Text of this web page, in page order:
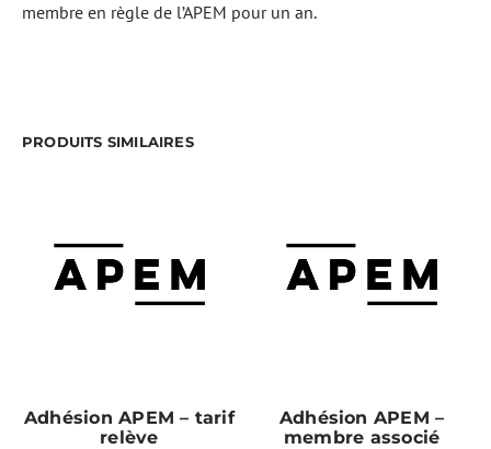
membre en règle de l’APEM pour un an.
PRODUITS SIMILAIRES
AJOUTER AU PANIER
Adhésion APEM – tarif
relève
AJOUTER AU PANIER
Adhésion APEM –
membre associé